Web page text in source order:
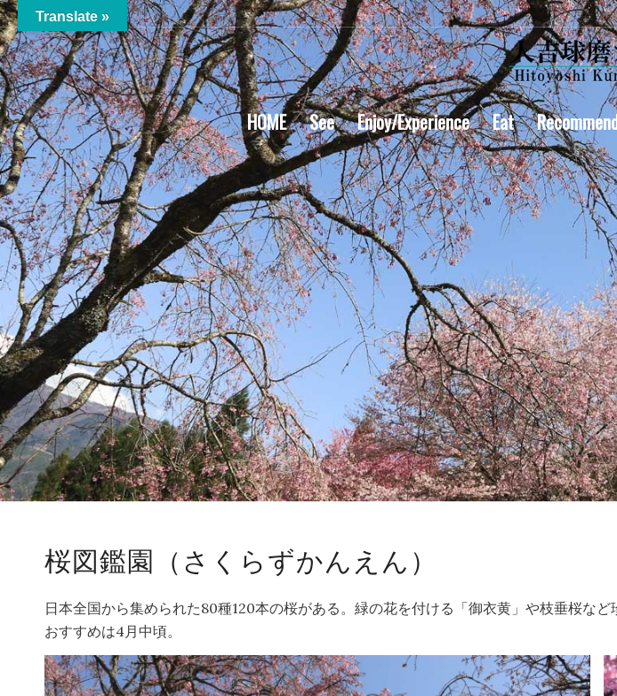
HOME See Enjoy/Experience Eat
桜図鑑園（さくらずかんえん）
日本全国から集められた80種120本の桜がある。緑の花を付ける「御衣黄」や枝垂桜な
おすすめは4月中頃。
Translate »